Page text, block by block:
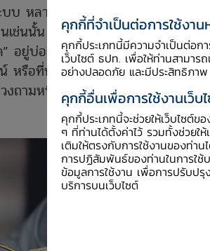
บ หลายคน
เช่นนั้น เจ้า
” อยู่บ่อย ๆ
หรือที่ทำงาน
งถามหนี้ พ.ศ.
สารบัญประกอบ
ใครมีสิทธิทวงห
กฎหมายให้สิท
ขอบเขตใด?
นับความถี่การ
เจ้าหนี้ห้ามทว
หากเจ้าหนี้ละ
คุกกี้ที่จำเป็นต่อการใช้งาน
คุกกี้ประเภทนี้มีความจำเป็นต่อก
เว็บไซต์ ธปท. เพื่อให้ท่านสามาร
อย่างปลอดภัย และมีประสิทธิภาพ
คุกกี้อื่นเพื่อการใช้งานเว็บ
คุกกี้ประเภทนี้จะช่วยให้เว็บไซต์
ๆ ที่ท่านได้ตั้งค่าไว้ รวมทั้งช่วยใ
เติมให้ตรงกับการใช้งานของท่า
การปฏิสัมพันธ์ของท่านในการใช้บ
ข้อมูลการใช้งาน เพื่อการปรับปรุ
บริการบนเว็บไซต์